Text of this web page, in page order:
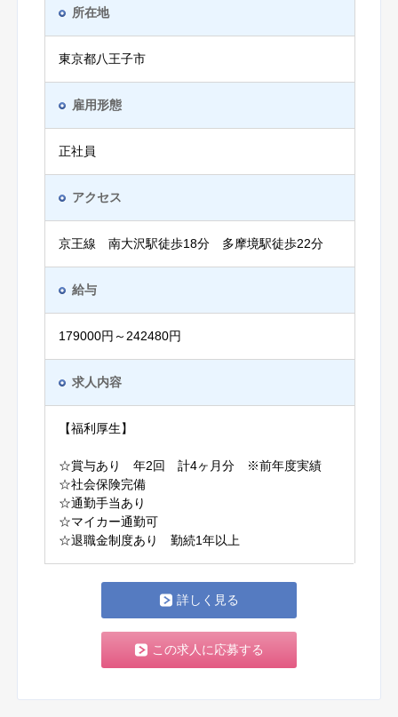
所在地
東京都八王子市
雇用形態
正社員
アクセス
京王線 南大沢駅徒歩18分 多摩境駅徒歩22分
給与
179000円～242480円
求人内容
【福利厚生】
☆賞与あり 年2回 計4ヶ月分 ※前年度実績
☆社会保険完備
☆通勤手当あり
☆マイカー通勤可
☆退職金制度あり 勤続1年以上
詳しく見る
この求人に応募する